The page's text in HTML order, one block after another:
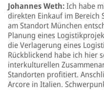
Johannes Weth:Ich habe
direkten Einkauf im Bereich
am Standort München
Planung eines
die Verlagerung eines
Rückblickend habe ich hier
interkulturellen
Standorten profitiert.
Arcore in Italien.